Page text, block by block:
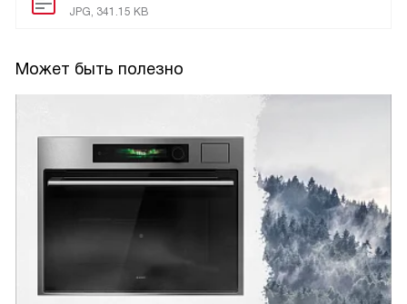
JPG, 341.15 KB
Может быть полезно